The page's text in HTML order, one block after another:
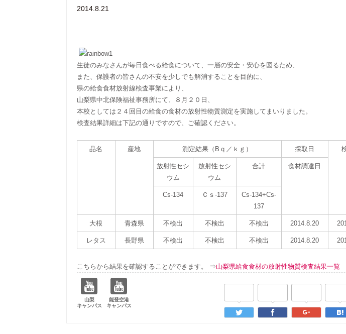
2014.8.21
生徒のみなさんが毎日食べる給食について、一層の安全・安心を図るため、
また、保護者の皆さんの不安を少しでも解消することを目的に、
県の給食食材放射線検査事業により、
山梨県中北保険福祉事務所にて、８月２０日、
本校としては２４回目の給食の食材の放射性物質測定を実施してまいりました。
検査結果詳細は下記の通りですので、ご確認ください。
品名 産地 測定結果（Bｑ／ｋｇ） 採取日
放射性セシ
ウム
放射性セシ
ウム
合計 食材調達日
Cs-134 Ｃｓ-137
Cs-134+Cs-
137
大根 青森県 不検出 不検出 不検出 2014.8.20
レタス 長野県 不検出 不検出 不検出 2014.8.20
こちらから結果を確認することができます。 ⇒山梨県給食食材の放射性物質検査結果一覧
山梨
キャンパス
能登空港
キャンパス